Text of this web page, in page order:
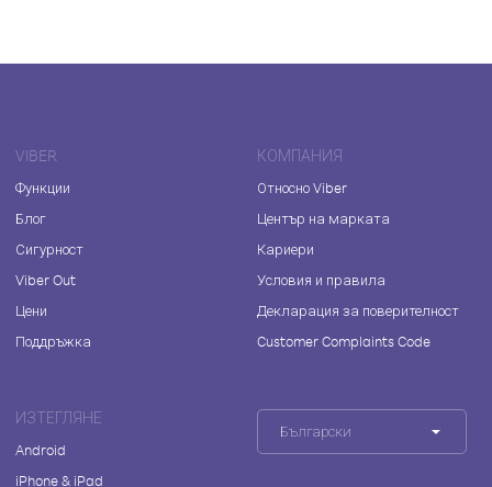
VIBER
Функции
Блог
Сигурност
Viber Out
Цени
Поддръжка
КОМПАНИЯ
Относно Viber
Център на марката
Кариери
Условия и правила
Декларация за поверителност
Customer Complaints Code
ИЗТЕГЛЯНЕ
Android
iPhone & iPad
Български